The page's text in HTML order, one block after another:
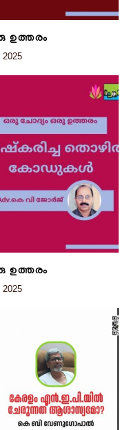
ഉത്തരം
2025
ഉത്തരം
2025